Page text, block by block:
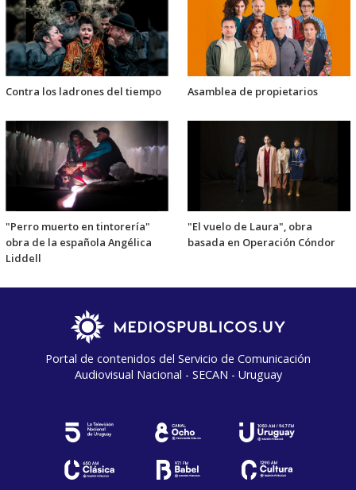
Contra los ladrones del tiempo Asamblea de propietarios
"Perro muerto en tintorería"
obra de la española Angélica
Liddell
"El vuelo de Laura", obra
basada en Operación Cóndor
Portal de contenidos del Servicio de Comunicación
Audiovisual Nacional - SECAN - Uruguay